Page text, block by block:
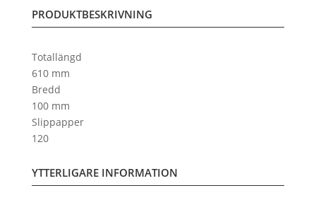
PRODUKTBESKRIVNING
Totallängd
610 mm
Bredd
100 mm
Slippapper
120
YTTERLIGARE INFORMATION